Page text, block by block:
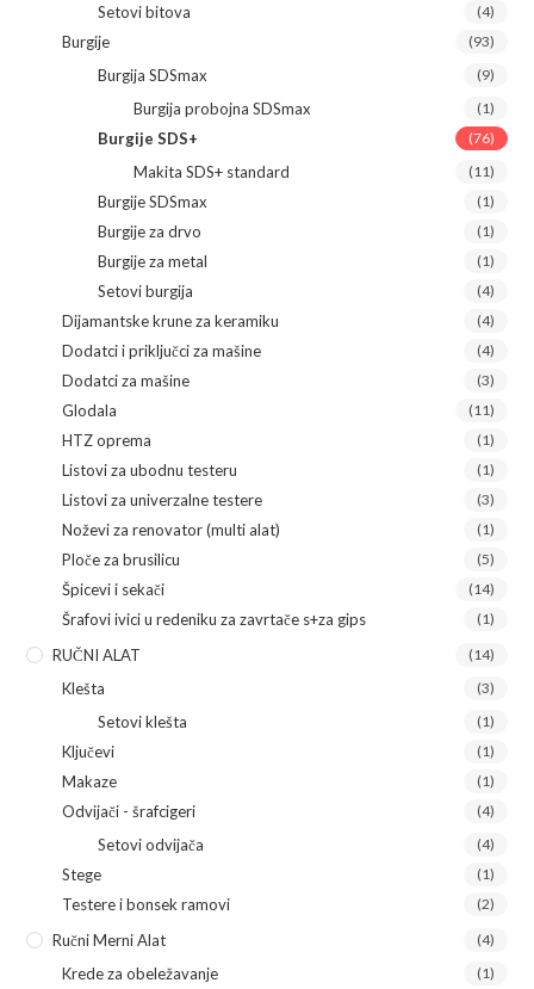
Setovi bitova (4)
Burgije (93)
Burgija SDSmax (9)
Burgija probojna SDSmax (1)
Burgije SDS+ (76)
Makita SDS+ standard (11)
Burgije SDSmax (1)
Burgije za drvo (1)
Burgije za metal (1)
Setovi burgija (4)
Dijamantske krune za keramiku (4)
Dodatci i priključci za mašine (4)
Dodatci za mašine (3)
Glodala (11)
HTZ oprema (1)
Listovi za ubodnu testeru (1)
Listovi za univerzalne testere (3)
Noževi za renovator (multi alat) (1)
Ploče za brusilicu (5)
Špicevi i sekači (14)
Šrafovi ivici u redeniku za zavrtače s+za gips (1)
RUČNI ALAT (14)
Klešta (3)
Setovi klešta (1)
Ključevi (1)
Makaze (1)
Odvijači - šrafcigeri (4)
Setovi odvijača (4)
Stege (1)
Testere i bonsek ramovi (2)
Ručni Merni Alat (4)
Krede za obeležavanje (1)